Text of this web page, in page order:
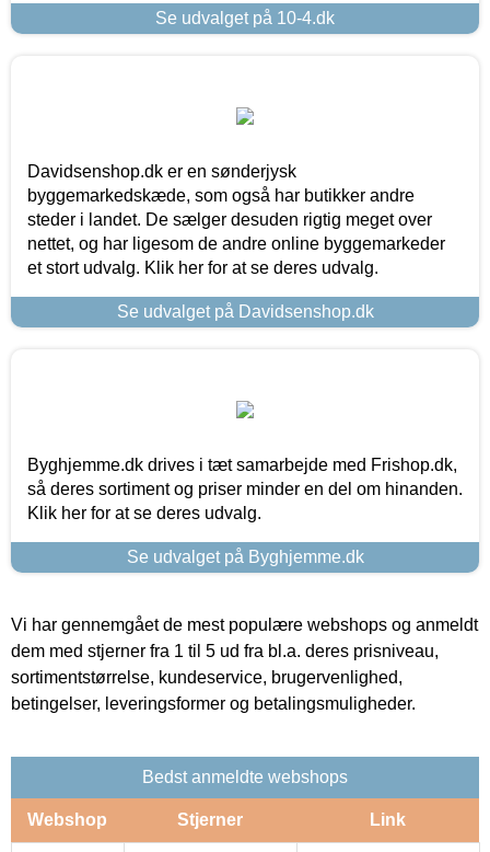
Se udvalget på 10-4.dk
Davidsenshop.dk er en sønderjysk
byggemarkedskæde, som også har butikker andre
steder i landet. De sælger desuden rigtig meget over
nettet, og har ligesom de andre online byggemarkeder
et stort udvalg. Klik her for at se deres udvalg.
Se udvalget på Davidsenshop.dk
Byghjemme.dk drives i tæt samarbejde med Frishop.dk,
så deres sortiment og priser minder en del om hinanden.
Klik her for at se deres udvalg.
Se udvalget på Byghjemme.dk
Vi har gennemgået de mest populære webshops og anmeldt
dem med stjerner fra 1 til 5 ud fra bl.a. deres prisniveau,
sortimentstørrelse, kundeservice, brugervenlighed,
betingelser, leveringsformer og betalingsmuligheder.
Bedst anmeldte webshops
Webshop Stjerner Link